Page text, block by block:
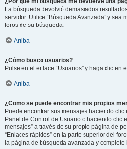
¿Por qué mi búsqueda me devuelve una
La búsqueda devolvió demasiados
servidor. Utilice “Búsqueda Avanzada” y sea
foros de su búsqueda.
Arriba
¿Cómo busco usuarios?
Pulse en el enlace “Usuarios” y haga clic en
Arriba
¿Como se puede encontrar mis propios
Puede encontrar sus mensajes haciendo clic
Panel de Control de Usuario o haciendo clic
mensajes” a través de su propio página de
“Enlaces rápidos” en la parte superior del
la página de búsqueda avanzada y